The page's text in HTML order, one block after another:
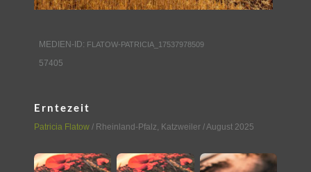
MEDIEN-ID: FLATOW-PATRICIA_17537978509
57405
Erntezeit
Patricia Flatow / Rheinland-Pfalz, Katzweiler / August 2025